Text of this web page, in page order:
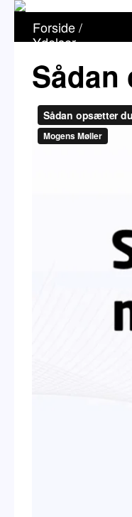
Forside /
Ydelser